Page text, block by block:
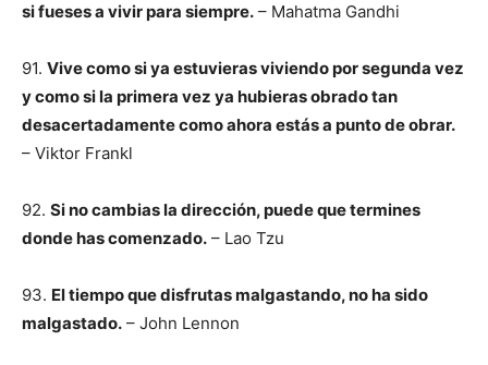
si fueses a vivir para siempre. – Mahatma Gandhi
91. Vive como si ya estuvieras viviendo por segunda vez
y como si la primera vez ya hubieras obrado tan
desacertadamente como ahora estás a punto de obrar.
– Viktor Frankl
92. Si no cambias la dirección, puede que termines
donde has comenzado. – Lao Tzu
93. El tiempo que disfrutas malgastando, no ha sido
malgastado. – John Lennon